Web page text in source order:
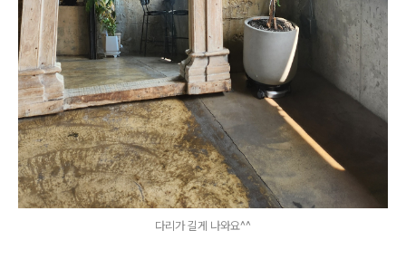
다리가 길게 나와요^^